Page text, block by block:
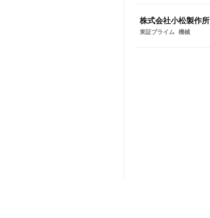
株式会社小松製作所
東証プライム 機械